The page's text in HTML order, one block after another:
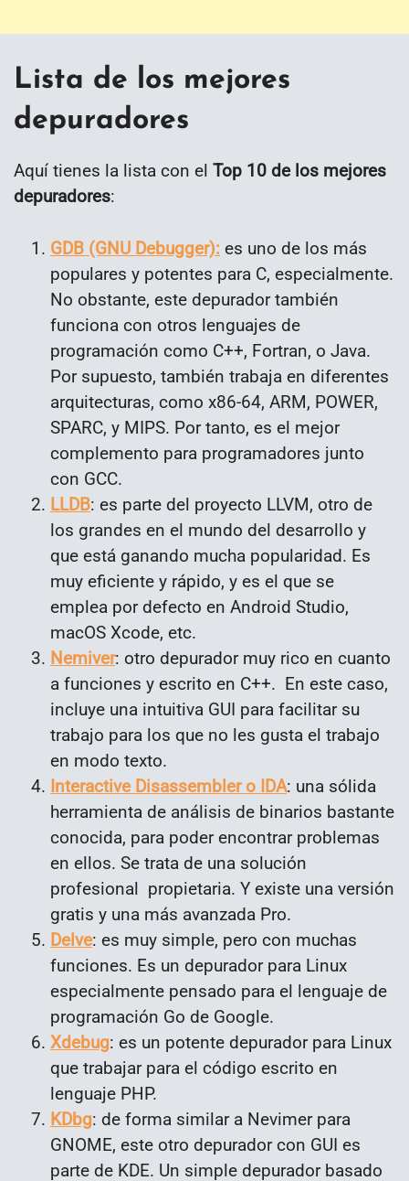
Lista de los mejores
depuradores
Aquí tienes la lista con el Top 10 de los mejores
depuradores:
GDB (GNU Debugger): es uno de los más
populares y potentes para C, especialmente.
No obstante, este depurador también
funciona con otros lenguajes de
programación como C++, Fortran, o Java.
Por supuesto, también trabaja en diferentes
arquitecturas, como x86-64, ARM, POWER,
SPARC, y MIPS. Por tanto, es el mejor
complemento para programadores junto
con GCC.
LLDB: es parte del proyecto LLVM, otro de
los grandes en el mundo del desarrollo y
que está ganando mucha popularidad. Es
muy eficiente y rápido, y es el que se
emplea por defecto en Android Studio,
macOS Xcode, etc.
Nemiver: otro depurador muy rico en cuanto
a funciones y escrito en C++. En este caso,
incluye una intuitiva GUI para facilitar su
trabajo para los que no les gusta el trabajo
en modo texto.
Interactive Disassembler o IDA: una sólida
herramienta de análisis de binarios bastante
conocida, para poder encontrar problemas
en ellos. Se trata de una solución
profesional propietaria. Y existe una versión
gratis y una más avanzada Pro.
Delve: es muy simple, pero con muchas
funciones. Es un depurador para Linux
especialmente pensado para el lenguaje de
programación Go de Google.
Xdebug: es un potente depurador para Linux
que trabajar para el código escrito en
lenguaje PHP.
KDbg: de forma similar a Nevimer para
GNOME, este otro depurador con GUI es
parte de KDE. Un simple depurador basado